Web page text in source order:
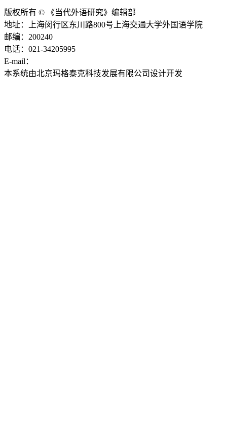
版权所有 © 《当代外语研究》编辑部
地址：上海闵行区东川路800号上海交通大学外国语学院
邮编：200240
电话：021-34205995
E-mail：
本系统由北京玛格泰克科技发展有限公司设计开发